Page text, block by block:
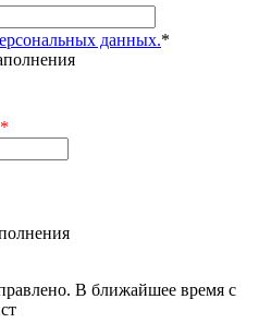
данных.*
*
В ближайшее время с